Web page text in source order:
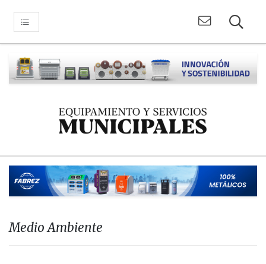
Medio Ambiente